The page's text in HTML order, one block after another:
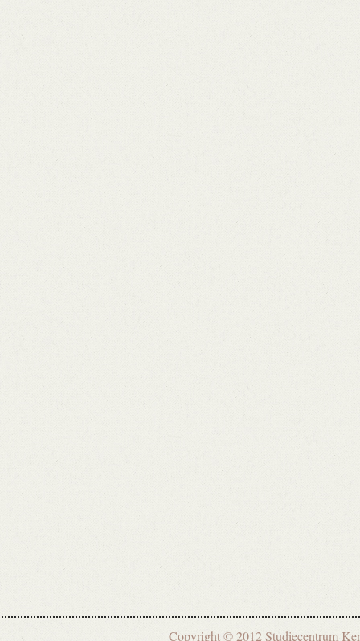
Copyright © 2012 Studiecentrum